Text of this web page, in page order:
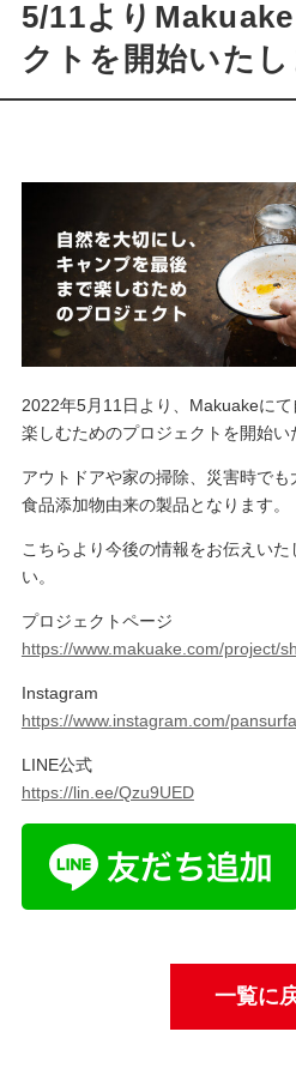
5/11より
クトを開始いたし
2022年5月11日より、Makuakeに
楽しむためのプロジェクトを開始い
アウトドアや家の掃除、災害時でも
食品添加物由来の製品となります。
こちらより今後の情報をお伝えい
い。
プロジェクトページ
https://www.makuake.com/project/
Instagram
https://www.instagram.com/
LINE公式
https://lin.ee/Qzu9UED
一覧に